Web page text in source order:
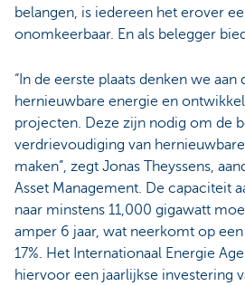
belangen, is iedereen het erover
onomkeerbaar. En als belegger
“In de eerste plaats denken we
hernieuwbare energie en
projecten. Deze zijn nodig om de
verdrievoudiging van
maken”, zegt Jonas Theyssens,
Asset Management. De capaciteit
naar minstens 11,000 gigawatt
amper 6 jaar, wat neerkomt op
17%. Het Internationaal Energie
hiervoor een jaarlijkse investering